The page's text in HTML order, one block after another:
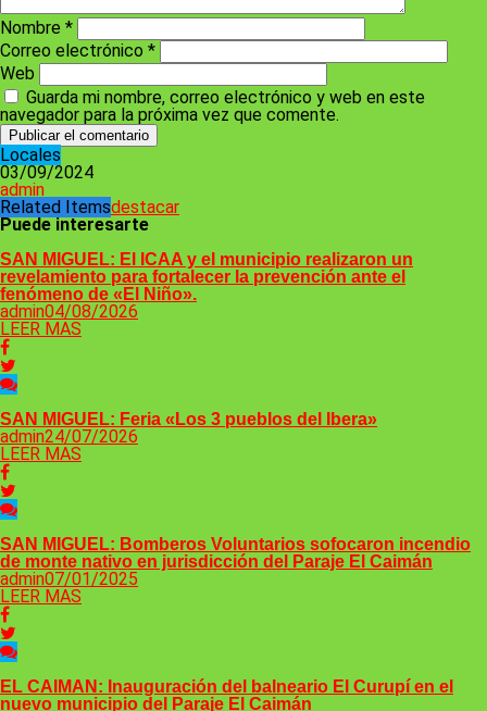
Nombre *
Correo electrónico *
Web
Guarda mi nombre, correo electrónico y web en este
navegador para la próxima vez que comente.
Locales
03/09/2024
admin
Related Itemsdestacar
Puede interesarte
SAN MIGUEL: El ICAA y el municipio realizaron un
revelamiento para fortalecer la prevención ante el
fenómeno de «El Niño».
admin04/08/2026
LEER MAS
SAN MIGUEL: Feria «Los 3 pueblos del Ibera»
admin24/07/2026
LEER MAS
SAN MIGUEL: Bomberos Voluntarios sofocaron incendio
de monte nativo en jurisdicción del Paraje El Caimán
admin07/01/2025
LEER MAS
EL CAIMAN: Inauguración del balneario El Curupí en el
nuevo municipio del Paraje El Caimán